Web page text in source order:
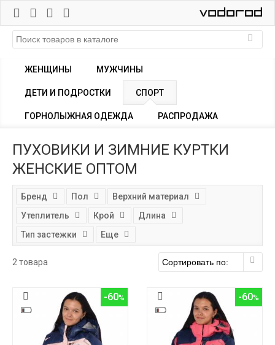
ЖЕНЩИНЫ МУЖЧИНЫ
ДЕТИ И ПОДРОСТКИ СПОРТ
ГОРНОЛЫЖНАЯ ОДЕЖДА РАСПРОДАЖА
ПУХОВИКИ И ЗИМНИЕ КУРТКИ
ЖЕНСКИЕ ОПТОМ
Бренд Пол
Верхний материал
Утеплитель
Крой
Длина
Тип застежки
Еще
2 товара
-60 -60